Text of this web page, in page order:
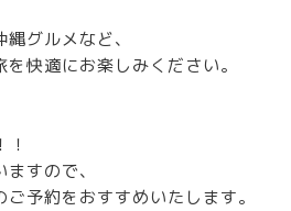
グルメなど、
快適にお楽しみください。
！！
すので、
予約をおすすめいたします。